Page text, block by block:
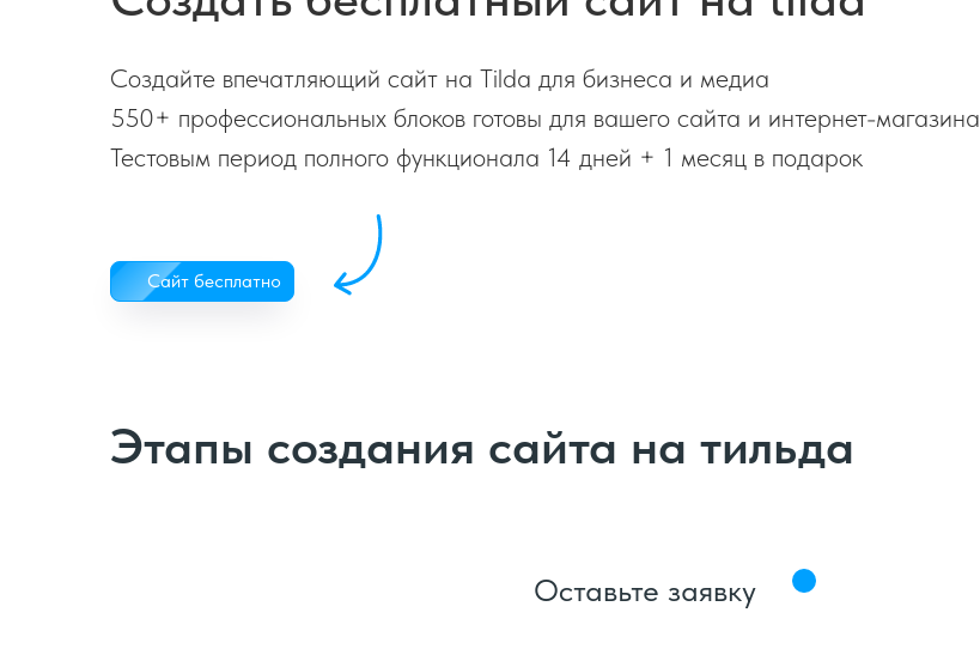
Создайте впечатляющий сайт на Tilda для бизнеса и медиа
550+ профессиональных блоков готовы для вашего сайта и интернет-магазина
Тестовым период полного функционала 14 дней + 1 месяц в подарок
Сайт бесплатно
Этапы создания сайта на тильда
Оставьте заявку